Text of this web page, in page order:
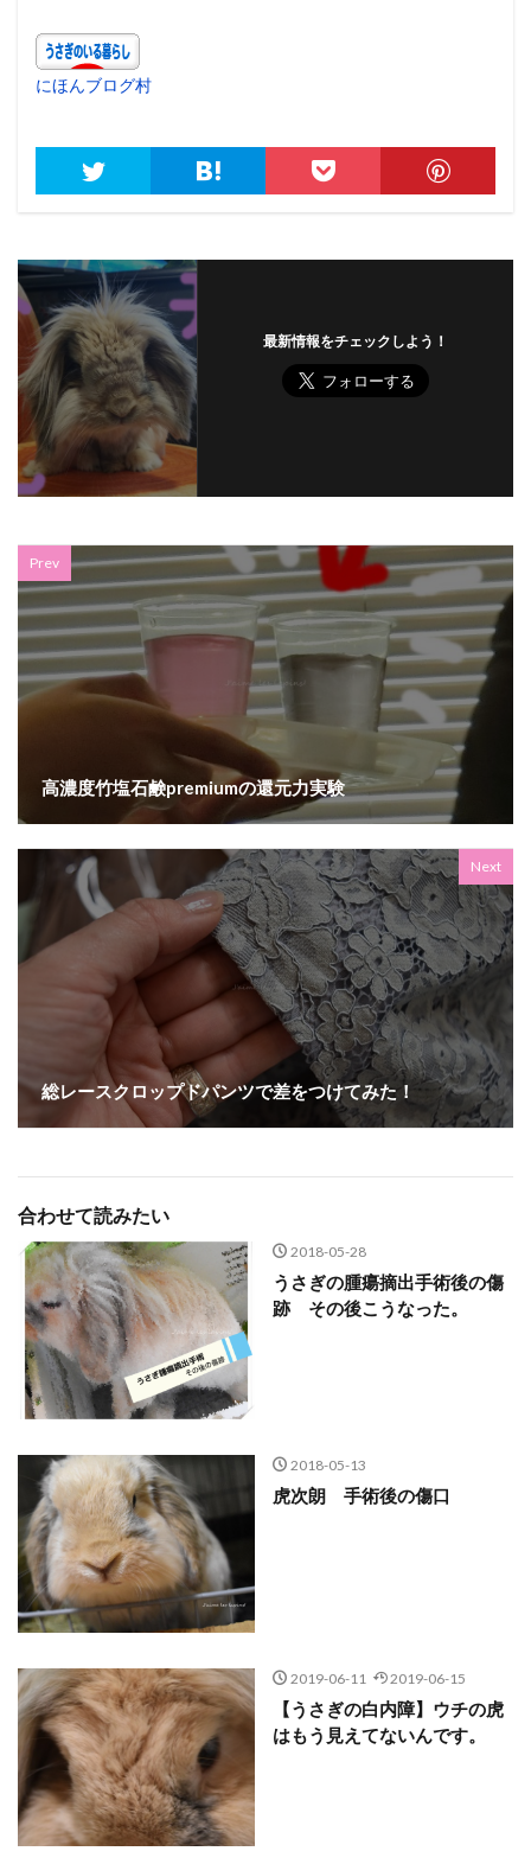
にほんブログ村
最新情報をチェックしよう！
Prev
高濃度竹塩石鹸premiumの還元力実験
Next
総レースクロップドパンツで差をつけてみた！
合わせて読みたい
2018-05-28
うさぎの腫瘍摘出手術後の傷
跡 その後こうなった。
2018-05-13
虎次朗 手術後の傷口
2019-06-11 2019-06-15
【うさぎの白内障】ウチの虎
はもう見えてないんです。